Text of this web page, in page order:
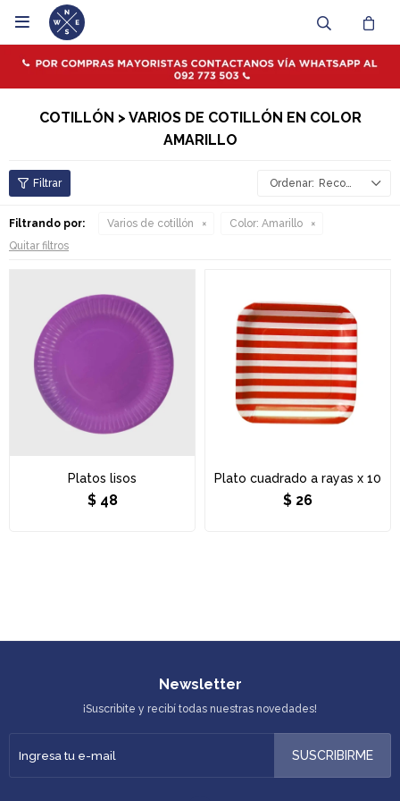

COTILLÓN > VARIOS DE COTILLÓN EN COLOR
AMARILLO
Recomendados
Filtrando por: Varios de cotillón Color: Amarillo
Quitar filtros
Platos lisos
$ 48
Plato cuadrado a rayas x 10
$ 26
Newsletter
¡Suscribite y recibí todas nuestras novedades!
SUSCRIBIRME